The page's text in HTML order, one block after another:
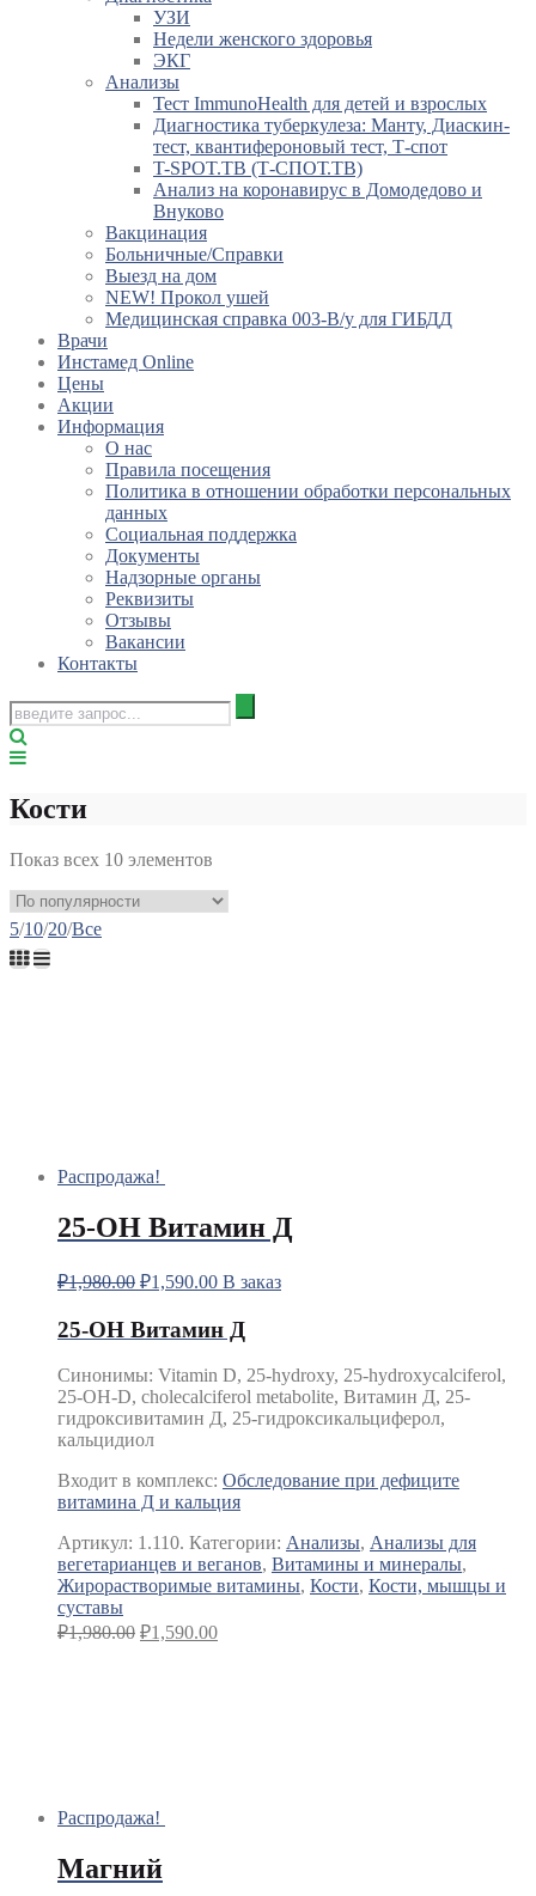
УЗИ
Недели женского здоровья
ЭКГ
Анализы
Тест ImmunoHealth для детей и взрослых
Диагностика туберкулеза: Манту, Диаскин-
тест, квантифероновый тест, Т-спот
T-SPOT.TB (Т-СПОТ.ТВ)
Анализ на коронавирус в Домодедово и
Внуково
Вакцинация
Больничные/Справки
Выезд на дом
NEW! Прокол ушей
Медицинская справка 003-В/у для ГИБДД
Врачи
Инстамед Online
Цены
Акции
Информация
О нас
Правила посещения
Политика в отношении обработки персональных
данных
Социальная поддержка
Документы
Надзорные органы
Реквизиты
Отзывы
Вакансии
Контакты
Кости
Показ всех 10 элементов
5/10/20/Все
Распродажа!
25-ОН Витамин Д
₽1,980.00 ₽1,590.00 В заказ
25-ОН Витамин Д
Синонимы: Vitamin D, 25-hydroxy, 25-hydroxycalciferol,
25-OH-D, cholecalciferol metabolite, Витамин Д, 25-
гидроксивитамин Д, 25-гидроксикальциферол,
кальцидиол
Входит в комплекс: Обследование при дефиците
витамина Д и кальция
Артикул: 1.110. Категории: Анализы, Анализы для
вегетарианцев и веганов, Витамины и минералы,
Жирорастворимые витамины, Кости, Кости, мышцы и
суставы
₽1,980.00 ₽1,590.00
Распродажа!
Магний